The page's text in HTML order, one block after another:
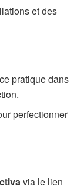
et des
pratique dans
perfectionner
via le lien